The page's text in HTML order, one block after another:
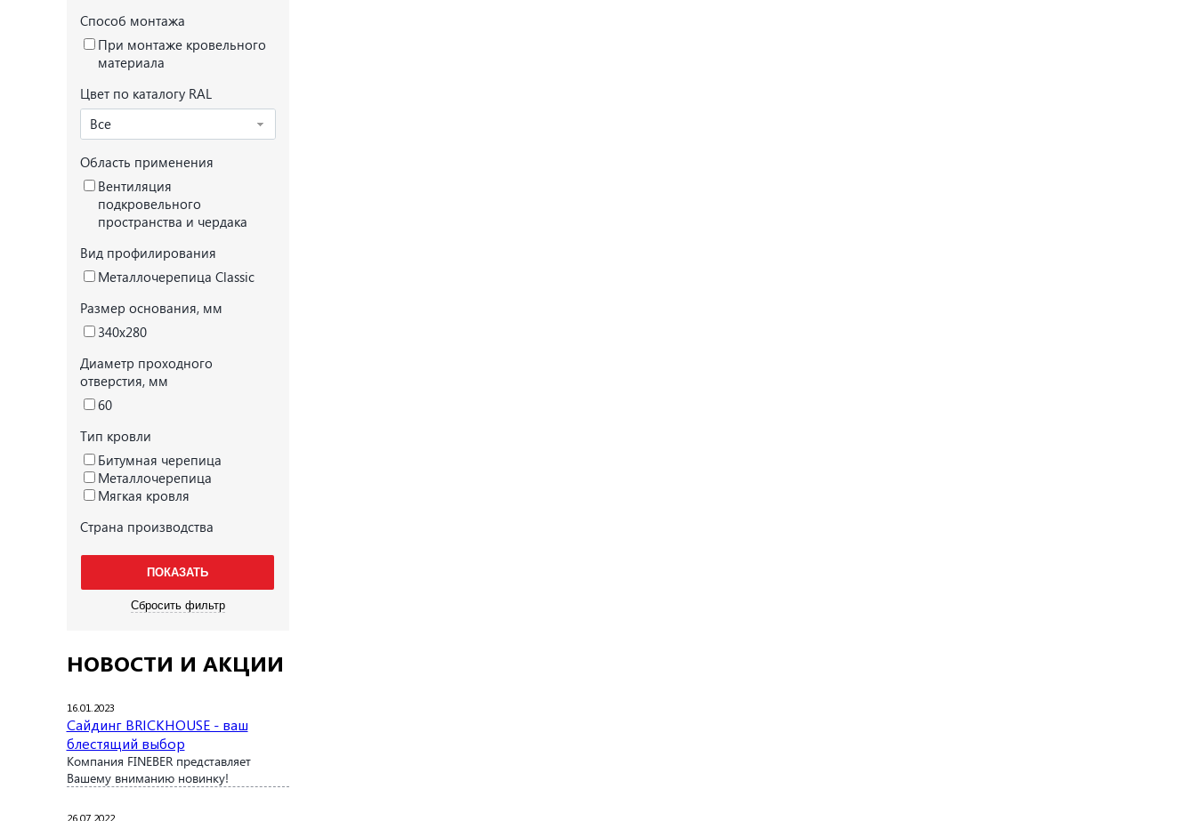
Способ монтажа
При монтаже кровельного
материала
Цвет по каталогу RAL
Все
Область применения
Вентиляция
подкровельного
пространства и чердака
Вид профилирования
Металлочерепица Classic
Размер основания, мм
340x280
Диаметр проходного
отверстия, мм
60
Тип кровли
Битумная черепица
Металлочерепица
Мягкая кровля
Страна производства
НОВОСТИ И АКЦИИ
16.01.2023
Сайдинг BRICKHOUSE - ваш
блестящий выбор
Компания FINEBER представляет
Вашему вниманию новинку!
26.07.2022